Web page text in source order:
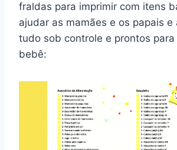
fraldas para imprimir com itens
ajudar as mamães e os papais e
tudo sob controle e prontos
bebê: